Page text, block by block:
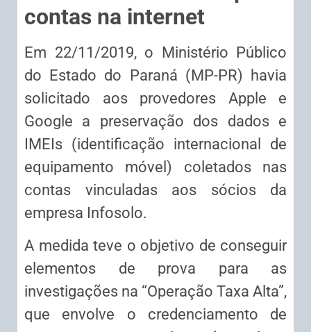
contas na internet
Em 22/11/2019, o Ministério Público
do Estado do Paraná (MP-PR) havia
solicitado aos provedores Apple e
Google a preservação dos dados e
IMEIs (identificação internacional de
equipamento móvel) coletados nas
contas vinculadas aos sócios da
empresa Infosolo.
A medida teve o objetivo de conseguir
elementos de prova para as
investigações na “Operação Taxa Alta”,
que envolve o credenciamento de